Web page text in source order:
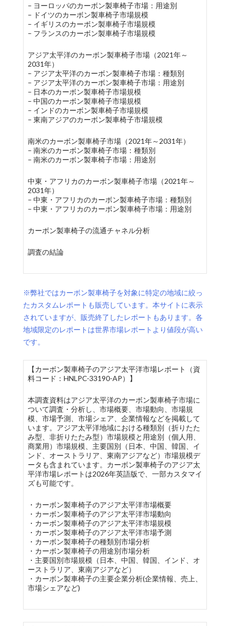
– ヨーロッパのカーボン製車椅子市場：用途別
– ドイツのカーボン製車椅子市場規模
– イギリスのカーボン製車椅子市場規模
– フランスのカーボン製車椅子市場規模
アジア太平洋のカーボン製車椅子市場（2021年～
2031年）
– アジア太平洋のカーボン製車椅子市場：種類別
– アジア太平洋のカーボン製車椅子市場：用途別
– 日本のカーボン製車椅子市場規模
– 中国のカーボン製車椅子市場規模
– インドのカーボン製車椅子市場規模
– 東南アジアのカーボン製車椅子市場規模
南米のカーボン製車椅子市場（2021年～2031年）
– 南米のカーボン製車椅子市場：種類別
– 南米のカーボン製車椅子市場：用途別
中東・アフリカのカーボン製車椅子市場（2021年～
2031年）
– 中東・アフリカのカーボン製車椅子市場：種類別
– 中東・アフリカのカーボン製車椅子市場：用途別
カーボン製車椅子の流通チャネル分析
調査の結論
※弊社ではカーボン製車椅子を対象に特定の地域に絞っ
たカスタムレポートも販売しています。本サイトに表示
されていますが、販売終了したレポートもあります。各
地域限定のレポートは世界市場レポートより値段が高い
です。
【カーボン製車椅子のアジア太平洋市場レポート（資
料コード：HNLPC-33190-AP）】
本調査資料はアジア太平洋のカーボン製車椅子市場に
ついて調査・分析し、市場概要、市場動向、市場規
模、市場予測、市場シェア、企業情報などを掲載して
います。アジア太平洋地域における種類別（折りたた
み型、非折りたたみ型）市場規模と用途別（個人用、
商業用）市場規模、主要国別（日本、中国、韓国、イ
ンド、オーストラリア、東南アジアなど）市場規模デ
ータも含まれています。カーボン製車椅子のアジア太
平洋市場レポートは2026年英語版で、一部カスタマイ
ズも可能です。
・カーボン製車椅子のアジア太平洋市場概要
・カーボン製車椅子のアジア太平洋市場動向
・カーボン製車椅子のアジア太平洋市場規模
・カーボン製車椅子のアジア太平洋市場予測
・カーボン製車椅子の種類別市場分析
・カーボン製車椅子の用途別市場分析
・主要国別市場規模（日本、中国、韓国、インド、オ
ーストラリア、東南アジアなど）
・カーボン製車椅子の主要企業分析(企業情報、売上、
市場シェアなど)